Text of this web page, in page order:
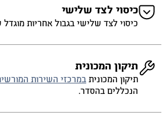
כיסוי לצד שלישי
כיסוי לצד שלישי בגבול אחריות מוגדל של 1,000,000
תיקון המכונית
תיקון המכוניתבמרכזי השירות המורשים
הנכללים בהסדר.